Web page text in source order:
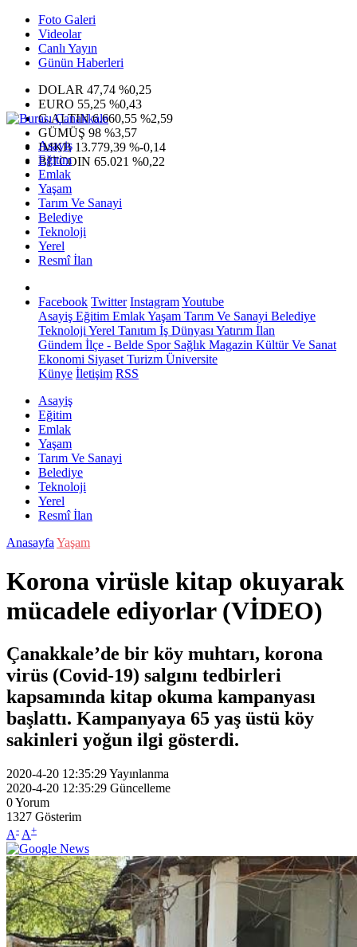
Foto Galeri
Videolar
Canlı Yayın
Günün Haberleri
DOLAR 47,74 %0,25
EURO 55,25 %0,43
G.ALTIN6.660,55 %2,59
GÜMÜŞ 98 %3,57
IMKB 13.779,39 %-0,14
BITCOIN 65.021 %0,22
Asayiş
Eğitim
Emlak
Yaşam
Tarım Ve Sanayi
Belediye
Teknoloji
Yerel
Resmî İlan
Facebook Twitter InstagramYoutube
Asayiş Eğitim EmlakYaşam Tarım Ve Sanayi Belediye
Teknoloji Yerel Tanıtım İş Dünyası Yatırım İlan
Gündem İlçe - Belde SporSağlık Magazin Kültür Ve Sanat
Ekonomi Siyaset Turizm Üniversite
Künye İletişim RSS
Asayiş
Eğitim
Emlak
Yaşam
Tarım Ve Sanayi
Belediye
Teknoloji
Yerel
Resmî İlan
Anasayfa Yaşam
Korona virüsle kitap okuyarak
mücadele ediyorlar (VİDEO)
Çanakkale’de bir köy muhtarı, korona
virüs (Covid-19) salgını tedbirleri
kapsamında kitap okuma kampanyası
başlattı. Kampanyaya 65 yaş üstü köy
sakinleri yoğun ilgi gösterdi.
2020-4-20 12:35:29Yayınlanma
2020-4-20 12:35:29 Güncelleme
0Yorum
1327 Gösterim
A- A+